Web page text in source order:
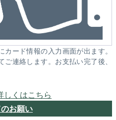
ード情報の入力画面が出ます。
連絡します。お支払い完了後、
しくはこちら
お願い